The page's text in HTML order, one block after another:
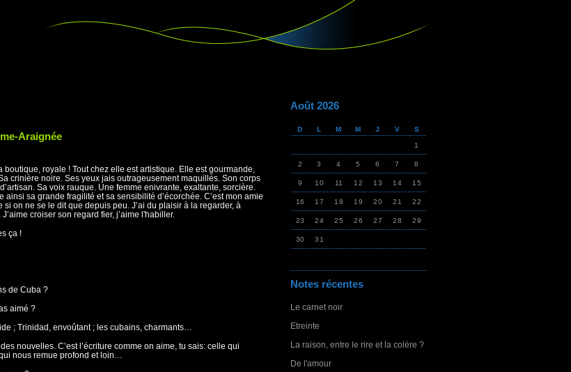
Août 2026
D L M M J V S
1
2 3 4 5 6 7 8
9 10 11 12 13 14 15
16 17 18 19 20 21 22
23 24 25 26 27 28 29
30 31
Notes récentes
Le carnet noir
Etreinte
La raison, entre le rire et la colère ?
De l'amour
Araignée
boutique, royale ! Tout chez elle est artistique. Elle est gourmande,
crinière noire. Ses yeux jais outrageusement maquillés. Son corps
Sa voix rauque. Une femme enivrante, exaltante, sorcière.
ainsi sa grande fragilité et sa sensibilité d’écorchée. C’est mon amie
si on ne se le dit que depuis peu. J’ai du plaisir à la regarder, à
croiser son regard fier, j’aime l'habiller.
ça !
de Cuba ?
aimé ?
; Trinidad, envoûtant ; les cubains, charmants…
nouvelles. C’est l’écriture comme on aime, tu sais: celle qui
nous remue profond et loin…